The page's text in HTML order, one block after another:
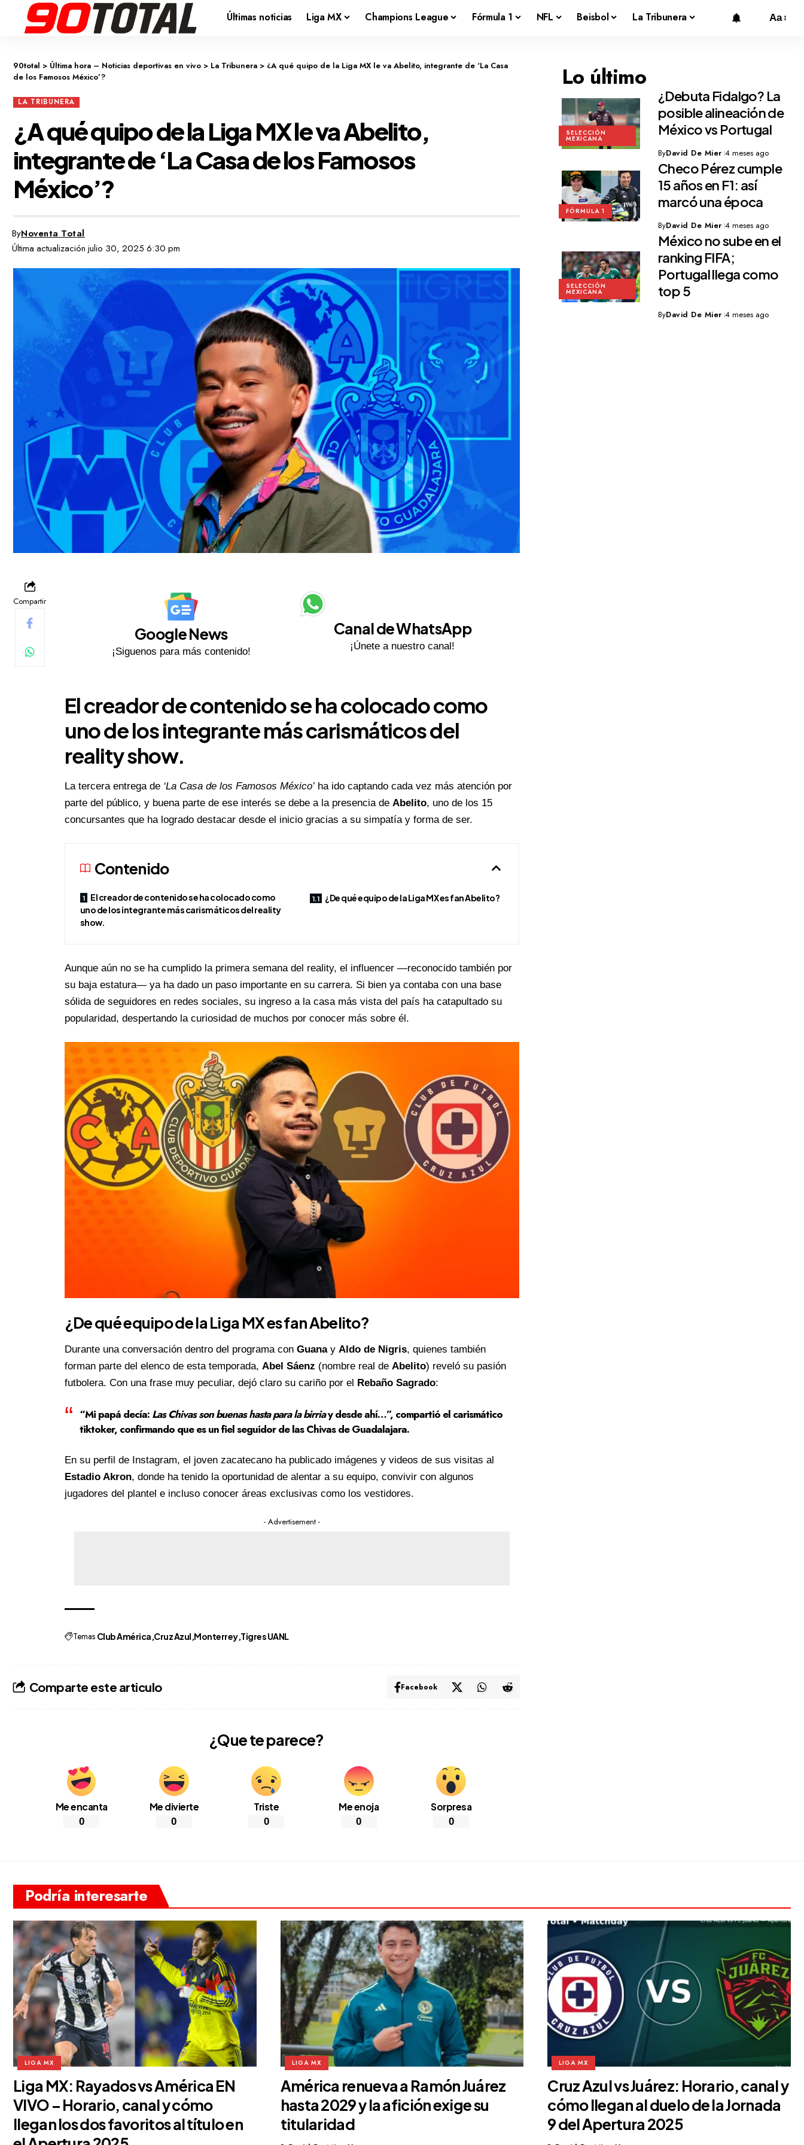
Últimas noticias Liga MX Champions League Fórmula 1 NFL Beisbol La Tribunera Aa
90total > Última hora – Noticias deportivas en vivo > La Tribunera > ¿A qué quipo de la Liga MX le va Abelito, integrante de ‘La Casa
de los Famosos México’?
LA TRIBUNERA
¿A qué quipo de la Liga MX le va Abelito,
integrante de ‘La Casa de los Famosos
México’?
Última actualización julio 30, 2025 6:30 pm
ByNoventa Total
Compartir
Google News
¡Siguenos para más contenido!
Canal de WhatsApp
¡Únete a nuestro canal!
El creador de contenido se ha colocado como
uno de los integrante más carismáticos del
reality show.
La tercera entrega de ‘La Casa de los Famosos México’ha ido captando cada vez más atención por
parte del público, y buena parte de ese interés se debe a la presencia de Abelito, uno de los 15
concursantes que ha logrado destacar desde el inicio gracias a su simpatía y forma de ser.
Contenido
El creador de contenido se ha colocado como
uno de los integrante más carismáticos del reality
show.
¿De qué equipo de la Liga MX es fan Abelito?
Aunque aún no se ha cumplido la primera semana del reality, el influencer —reconocido también por
su baja estatura— ya ha dado un paso importante en su carrera. Si bien ya contaba con una base
sólida de seguidores en redes sociales, su ingreso a la casa más vista del país ha catapultado su
popularidad, despertando la curiosidad de muchos por conocer más sobre él.
¿De qué equipo de la Liga MX es fanAbelito?
Durante una conversación dentro del programa con Guanay Aldo de Nigris, quienes también
forman parte del elenco de esta temporada, Abel Sáenz (nombre real de Abelito) reveló su pasión
futbolera. Con una frase muy peculiar, dejó claro su cariño por el
Rebaño Sagrado:
“Mi papá decía: Las Chivas son buenas hasta para la birriay desde ahí…”, compartió el carismático
tiktoker, confirmando que es un fiel seguidor de lasChivas de Guadalajara.
En su perfil de Instagram, el joven zacatecano ha publicado imágenes y videos de sus visitas al
Estadio Akron, donde ha tenido la oportunidad de alentar a su equipo, convivir con algunos
jugadores del plantel e incluso conocer áreas exclusivas como los vestidores.
- Advertisement -
Temas Club América Cruz Azul Monterrey Tigres UANL
Comparte este articulo Facebook
¿Que te parece?
Me encanta
0
Me divierte
0
Triste
0
Me enoja
0
Sorpresa
0
Lo último
SELECCIÓN
MEXICANA
¿Debuta Fidalgo? La
posible alineación de
México vs Portugal
ByDavid De Mier 4 meses ago
FÓRMULA 1
Checo Pérez cumple
15 años en F1: así
marcó una época
ByDavid De Mier 4 meses ago
SELECCIÓN
MEXICANA
México no sube en el
ranking FIFA;
Portugal llega como
top 5
ByDavid De Mier 4 meses ago
Podría interesarte
LIGA MX
Liga MX: Rayados vs América EN
VIVO – Horario, canal y cómo
llegan los dos favoritos al título en
LIGA MX
América renueva a Ramón Juárez
hasta 2029 y la afición exige su
titularidad
LIGA MX
Cruz Azul vs Juárez: Horario, canal y
cómo llegan al duelo de la Jornada
9 del Apertura 2025